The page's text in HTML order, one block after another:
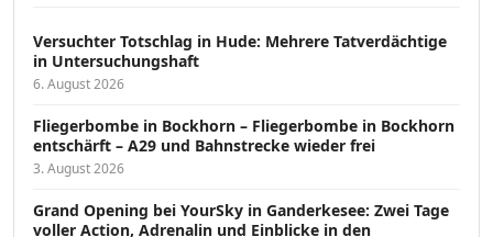
Versucht­er Totschlag in Hude: Mehrere Tatverdächtige
in Untersuchungshaft
6. August 2026
Fliegerbombe in Bockhorn – Fliegerbombe in Bockhorn
entschärft – A29 und Bahnstrecke wieder frei
3. August 2026
Grand Opening bei YourSky in Ganderkesee: Zwei Tage
voller Action, Adrenalin und Einblicke in den